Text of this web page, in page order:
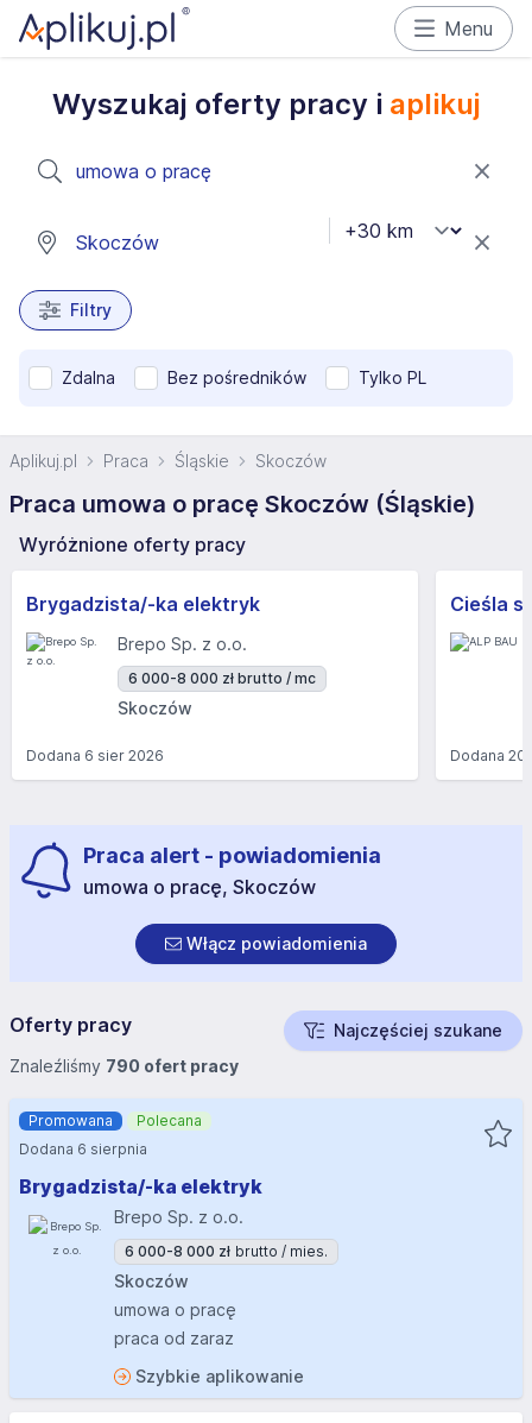
Menu
Wyszukaj oferty pracy i aplikuj
Filtry
Zdalna Bez pośredników Tylko PL
Aplikuj.pl Praca Śląskie Skoczów
Praca umowa o pracę Skoczów (Śląskie)
Wyróżnione oferty pracy
Brygadzista/-ka elektryk
Brepo Sp. z o.o.
6 000-8 000 zł brutto / mc
Skoczów
Dodana 6 sier 2026
Cieśla
Dodana20
Praca alert - powiadomienia
umowa o pracę, Skoczów
Włącz powiadomienia
Oferty pracy
Najczęściej szukane
Znaleźliśmy 790 ofert pracy
Brygadzista/-ka elektryk
Brepo Sp. z o.o.
6 000-8 000 zł brutto / mies.
Skoczów
umowa o pracę
praca od zaraz
Szybkie aplikowanie
Promowana
Polecana
Dodana 6 sierpnia